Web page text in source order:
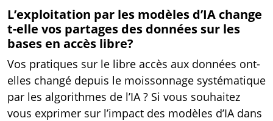
L’exploitation par les modèles d’IA change
t-elle vos partages des données sur les
bases en accès libre?
Vos pratiques sur le libre accès aux données ont-
elles changé depuis le moissonnage systématique
par les algorithmes de l’IA ? Si vous souhaitez
vous exprimer sur l’impact des modèles d’IA dans